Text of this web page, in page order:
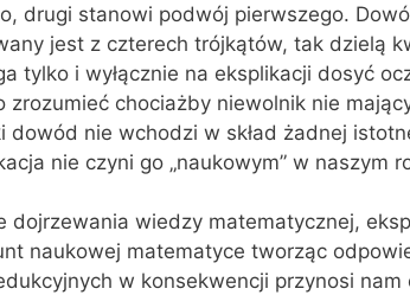
drugi stanowi podwój pierwszego.
jest z czterech trójkątów, tak dzielą
tylko i wyłącznie na eksplikacji dosyć
zrozumieć chociażby niewolnik nie
dowód nie wchodzi w skład żadnej
nie czyni go „naukowym” w naszym
dojrzewania wiedzy matematycznej,
naukowej matematyce tworząc
w konsekwencji przynosi nam